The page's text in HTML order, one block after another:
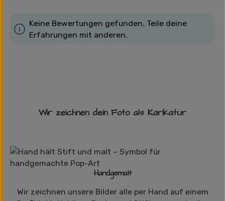
Keine Bewertungen gefunden. Teile deine
Erfahrungen mit anderen.
Wir zeichnen dein Foto als Karikatur
Handgemalt
Wir zeichnen unsere Bilder alle per Hand auf einem